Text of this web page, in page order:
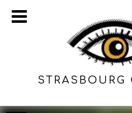
STRASBOURG